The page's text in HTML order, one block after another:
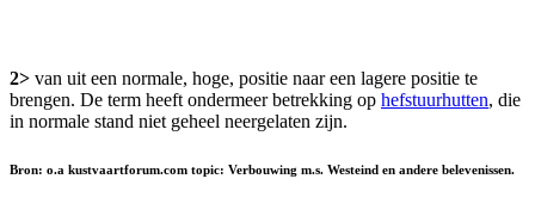
2> van uit een normale, hoge, positie naar een lagere positie te
brengen. De term heeft ondermeer betrekking op hefstuurhutten, die
in normale stand niet geheel neergelaten zijn.
Bron: o.a kustvaartforum.com topic: Verbouwing m.s. Westeind en andere belevenissen.